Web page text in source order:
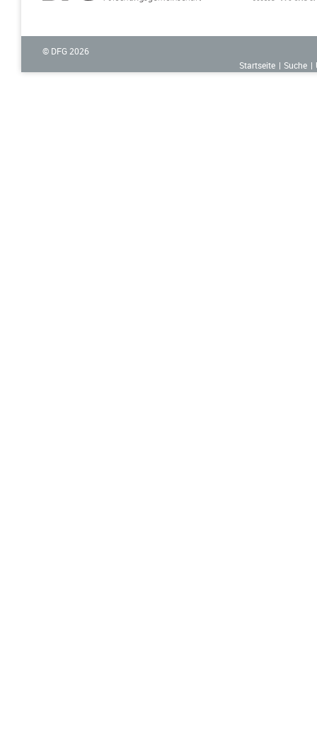
© DFG 2026
Startseite
Suche